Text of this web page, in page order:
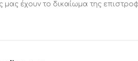
έχουν το δικαίωμα της